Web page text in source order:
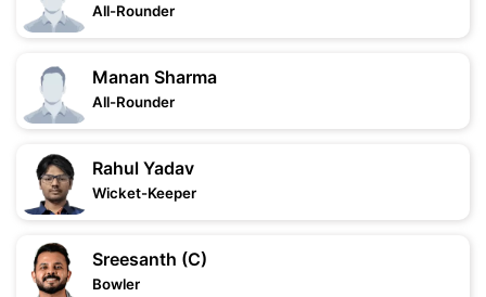
All-Rounder
Manan Sharma
All-Rounder
Rahul Yadav
Wicket-Keeper
Sreesanth (C)
Bowler